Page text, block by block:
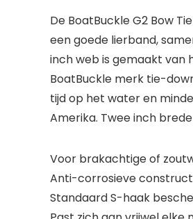
De BoatBuckle G2 Bow
een goede lierband,
inch web is gemaakt van
BoatBuckle merk tie-
tijd op het water en
Amerika. Twee inch
Voor brakachtige of
Anti-corrosieve
Standaard S-haak